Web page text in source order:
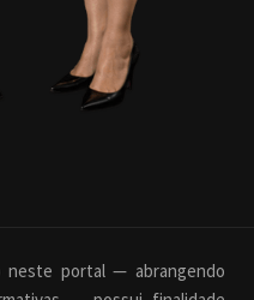
neste portal — abrangendo